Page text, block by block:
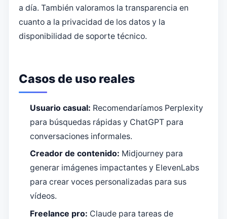
a día. También valoramos la transparencia en
cuanto a la privacidad de los datos y la
disponibilidad de soporte técnico.
Casos de uso reales
Usuario casual: Recomendaríamos Perplexity
para búsquedas rápidas y ChatGPT para
conversaciones informales.
Creador de contenido: Midjourney para
generar imágenes impactantes y ElevenLabs
para crear voces personalizadas para sus
vídeos.
Freelance pro: Claude para tareas de